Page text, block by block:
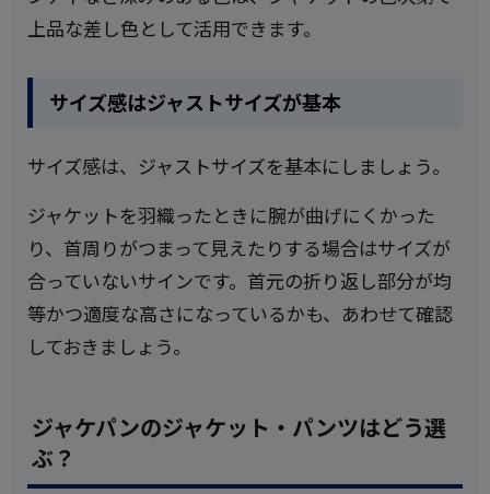
上品な差し色として活用できます。
サイズ感はジャストサイズが基本
サイズ感は、ジャストサイズを基本にしましょう。
ジャケットを羽織ったときに腕が曲げにくかった
り、首周りがつまって見えたりする場合はサイズが
合っていないサインです。首元の折り返し部分が均
等かつ適度な高さになっているかも、あわせて確認
しておきましょう。
ジャケパンのジャケット・パンツはどう選
ぶ？